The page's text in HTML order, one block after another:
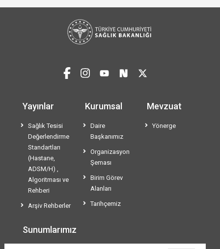
Yayınlar
Sağlık Tesisi
Değerlendirme
Standartları
(Hastane,
ADSM/H) ,
Algoritması ve
Rehberi
Arşiv Rehberler
Kurumsal
Daire
Başkanımız
Organizasyon
Şeması
Birim Görev
Alanları
Tarihçemiz
Mevzuat
Yönerge
Sunumlarımız